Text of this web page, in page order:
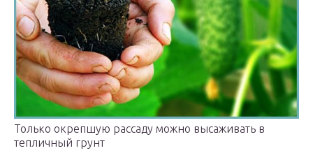
Только окрепшую рассаду можно высаживать в
тепличный грунт